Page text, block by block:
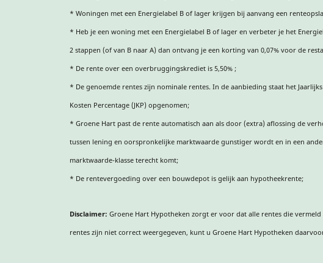
* Woningen met een Energielabel B of lager krijgen bij aanvang een
* Heb je een woning met een Energielabel B of lager en verbeter je het
2 stappen (of van B naar A) dan ontvang je een korting van 0,07% voor de
* De rente over een overbruggingskrediet is 5,50% ;
* De genoemde rentes zijn nominale rentes. In de aanbieding staat het Jaarlijks
Kosten Percentage (JKP) opgenomen;
* Groene Hart past de rente automatisch aan als door (extra) aflossing de
tussen lening en oorspronkelijke marktwaarde gunstiger wordt en in een
marktwaarde-klasse terecht komt;
* De rentevergoeding over een bouwdepot is gelijk aan hypotheekrente;
Disclaimer: Groene Hart Hypotheken zorgt er voor dat alle rentes die
rentes zijn niet correct weergegeven, kunt u Groene Hart Hypotheken